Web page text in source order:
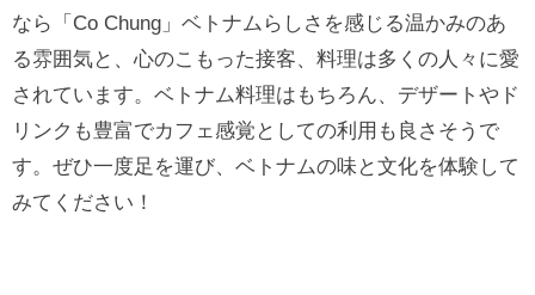
なら「Co Chung」ベトナムらしさを感じる温かみのあ
る雰囲気と、心のこもった接客、料理は多くの人々に愛
されています。ベトナム料理はもちろん、デザートやド
リンクも豊富でカフェ感覚としての利用も良さそうで
す。ぜひ一度足を運び、ベトナムの味と文化を体験して
みてください！